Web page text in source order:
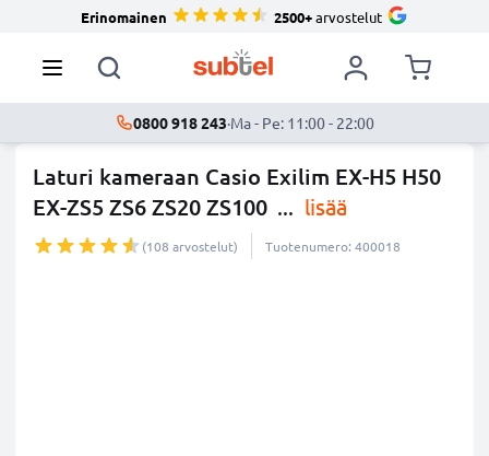
Erinomainen 2500+arvostelut
0800 918 243·Ma - Pe: 11:00 - 22:00
Laturi kameraan Casio Exilim EX-H5 H50
EX-ZS5 ZS6 ZS20 ZS100 ... lisää
(108 arvostelut) Tuotenumero: 400018